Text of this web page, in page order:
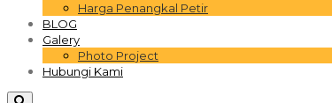
Harga Penangkal Petir
BLOG
Galery
Photo Project
Hubungi Kami